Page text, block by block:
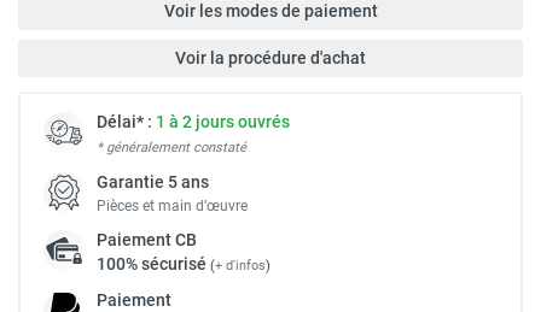
Voir les modes de paiement
Voir la procédure d'achat
Délai* : 1 à 2 jours ouvrés
* généralement constaté
Garantie 5 ans
Pièces et main d’œuvre
PaiementCB
100% sécurisé (+ d'infos)
Paiement